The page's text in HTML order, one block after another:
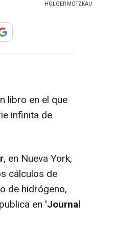
HOLGER MOTZKAU
compartir
libro en el que
infinita de
, en Nueva York,
cálculos de
de hidrógeno,
en 'Journal